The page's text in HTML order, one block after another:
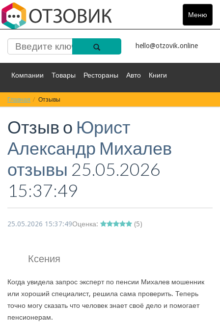
Меню
Toggle
hello@otzovik.online
Компании Товары Рестораны Авто Книги
Спорт Фильмы
Красота Здоровье Остальное
Главная Отзывы
Отзыв о Юрист
Александр Михалев
отзывы 25.05.2026
15:37:49
25.05.2026 15:37:49Оценка: (5)
Ксения
Когда увидела запрос эксперт по пенсии Михалев мошенник
или хороший специалист, решила сама проверить. Теперь
точно могу сказать что человек знает своё дело и помогает
пенсионерам.